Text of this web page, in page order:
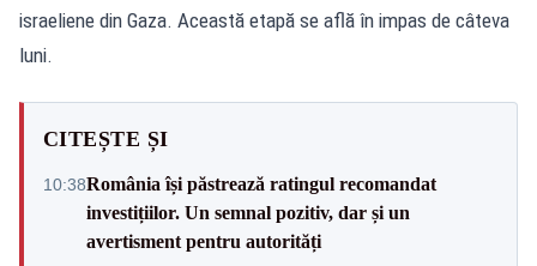
israeliene din Gaza. Această etapă se află în impas de câteva
luni.
CITEȘTE ȘI
10:38România își păstrează ratingul recomandat
investițiilor. Un semnal pozitiv, dar și un
avertisment pentru autorități